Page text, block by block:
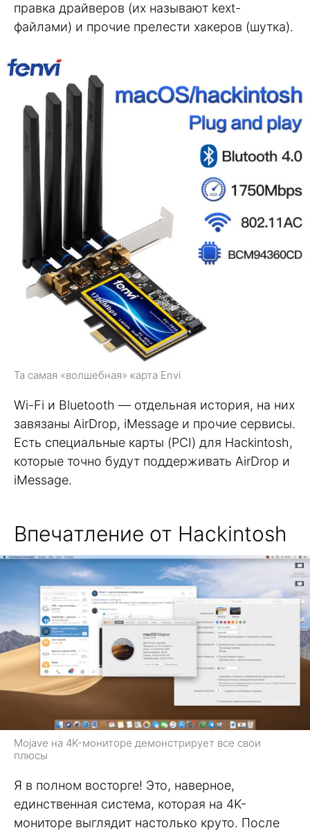
правка драйверов (их называют kext-
файлами) и прочие прелести хакеров (шутка).
Та самая «волшебная» карта Envi
Wi-Fi и Bluetooth — отдельная история, на них
завязаны AirDrop, iMessage и прочие сервисы.
Есть специальные карты (PCI) для Hackintosh,
которые точно будут поддерживать AirDrop и
iMessage.
Впечатление от Hackintosh
Mojave на 4K-мониторе демонстрирует все свои
плюсы
Я в полном восторге! Это, наверное,
единственная система, которая на 4K-
мониторе выглядит настолько круто. После